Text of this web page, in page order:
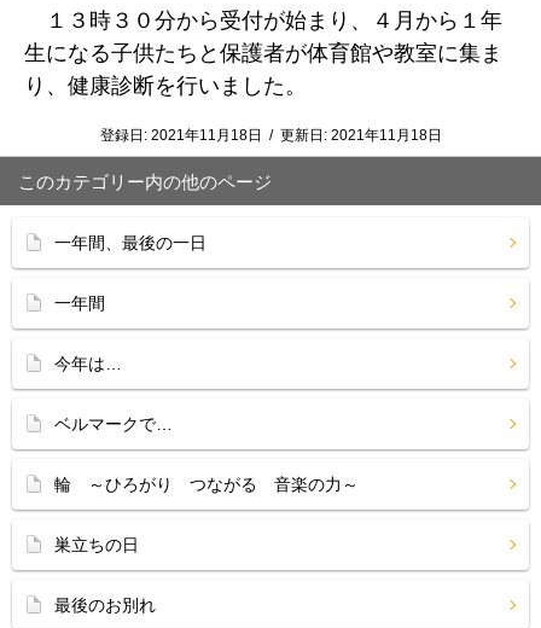
１３時３０分から受付が始まり、４月から１年
生になる子供たちと保護者が体育館や教室に集ま
り、健康診断を行いました。
登録日: 2021年11月18日 / 更新日: 2021年11月18日
このカテゴリー内の他のページ
一年間、最後の一日
一年間
今年は…
ベルマークで…
輪 ～ひろがり つながる 音楽の力～
巣立ちの日
最後のお別れ